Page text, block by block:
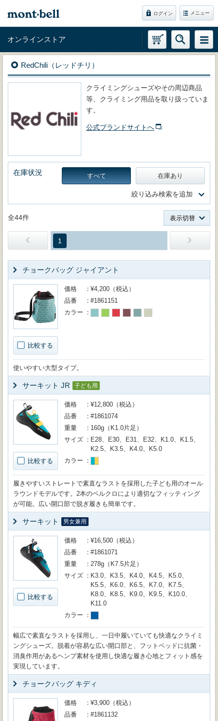
ログイン メニュー
オンラインストア
RedChili（レッドチリ）
クライミングシューズやその周辺商品
等、クライミング用品を取り扱っていま
す。
公式ブランドサイトへ
在庫状況 すべて 在庫あり
絞り込み検索を追加
全44件 表示切替
1
チョークバッグ ジャイアント
比較する
価格
¥4,200（税込）
品番
#1861151
カラー
使いやすい大型タイプ。
サーキット JR 子ども用
比較する
価格
¥12,800（税込）
品番
#1861074
重量
160g（K1.0片足）
サイズ
E28、E30、E31、E32、K1.0、K1.5、
K2.5、K3.5、K4.0、K5.0
カラー
履きやすいストレートで素直なラストを採用した子ども用のオール
ラウンドモデルです。2本のベルクロにより適切なフィッティング
が可能。広い開口部で脱ぎ履きも簡単です。
サーキット 男女兼用
比較する
価格
¥16,500（税込）
品番
#1861071
重量
278g（K7.5片足）
サイズ
K3.0、K3.5、K4.0、K4.5、K5.0、
K5.5、K6.0、K6.5、K7.0、K7.5、
K8.0、K8.5、K9.0、K9.5、K10.0、
K11.0
カラー
幅広で素直なラストを採用し、一日中履いていても快適なクライミ
ングシューズ。脱着が容易な広い開口部と、フットベッドに抗菌・
消臭作用があるヘンプ素材を使用し快適な履き心地とフィット感を
実現しています。
チョークバッグ キディ
価格
¥3,900（税込）
品番
#1861132